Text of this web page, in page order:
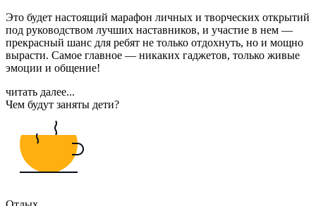
Это будет настоящий марафон личных и творческих открытий
под руководством лучших наставников, и участие в нем —
прекрасный шанс для ребят не только отдохнуть, но и мощно
вырасти. Самое главное — никаких гаджетов, только живые
эмоции и общение!
читать далее...
Чем будут заняты дети?